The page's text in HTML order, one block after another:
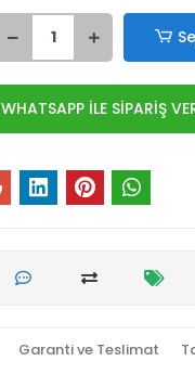
WHATSAPP İLE SİPARİŞ
Garanti ve Teslimat